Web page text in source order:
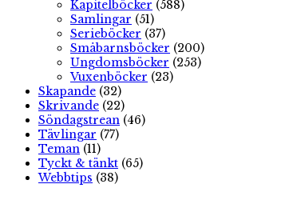
Kapitelböcker (588)
Samlingar (51)
Serieböcker (37)
Småbarnsböcker (200)
Ungdomsböcker (253)
Vuxenböcker (23)
Skapande (32)
Skrivande (22)
Söndagstrean (46)
Tävlingar (77)
Teman (11)
Tyckt & tänkt (65)
Webbtips (38)